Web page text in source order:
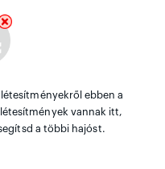
ebben a
vannak itt,
a többi hajóst.